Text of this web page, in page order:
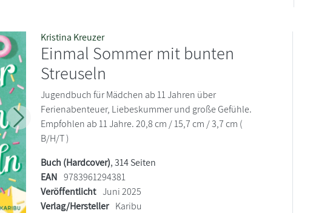
Weiter
Kristina Kreuzer
Einmal Sommer mit bunten
Streuseln
Jugendbuch für Mädchen ab 11 Jahren über
Ferienabenteuer, Liebeskummer und große Gefühle.
Empfohlen ab 11 Jahre. 20,8 cm / 15,7 cm / 3,7 cm (
B/H/T )
Buch (Hardcover), 314 Seiten
EAN 9783961294381
Veröffentlicht Juni 2025
Verlag/Hersteller Karibu